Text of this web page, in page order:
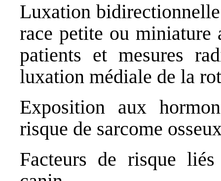
Luxation
race petite ou miniature
patients et mesures
luxation médiale de la
Exposition aux
risque de sarcome
Facteurs de risque